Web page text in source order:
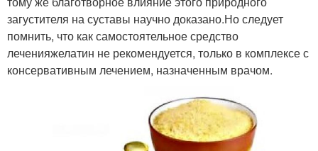
загустителя на суставы научно доказано.Но следует
помнить, что как самостоятельное средство
леченияжелатин не рекомендуется, только в комплексе с
консервативным лечением, назначенным врачом.